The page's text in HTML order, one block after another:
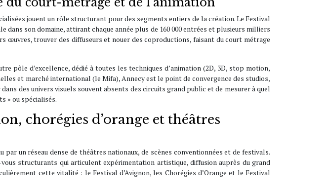
jouent un rôle structurant pour des segments entiers de la création. Le Festival
son domaine, attirant chaque année plus de 160 000 entrées et plusieurs milliers
œuvres, trouver des diffuseurs et nouer des coproductions, faisant du court métrage
pôle d’excellence, dédié à toutes les techniques d’animation (2D, 3D, stop motion,
et marché international (le Mifa), Annecy est le point de convergence des studios,
des univers visuels souvent absents des circuits grand public et de mesurer à quel
» ou spécialisés.
chorégies d’orange et théâtres
un réseau dense de théâtres nationaux, de scènes conventionnées et de festivals.
structurants qui articulent expérimentation artistique, diffusion auprès du grand
cette vitalité : le Festival d’Avignon, les Chorégies d’Orange et le Festival